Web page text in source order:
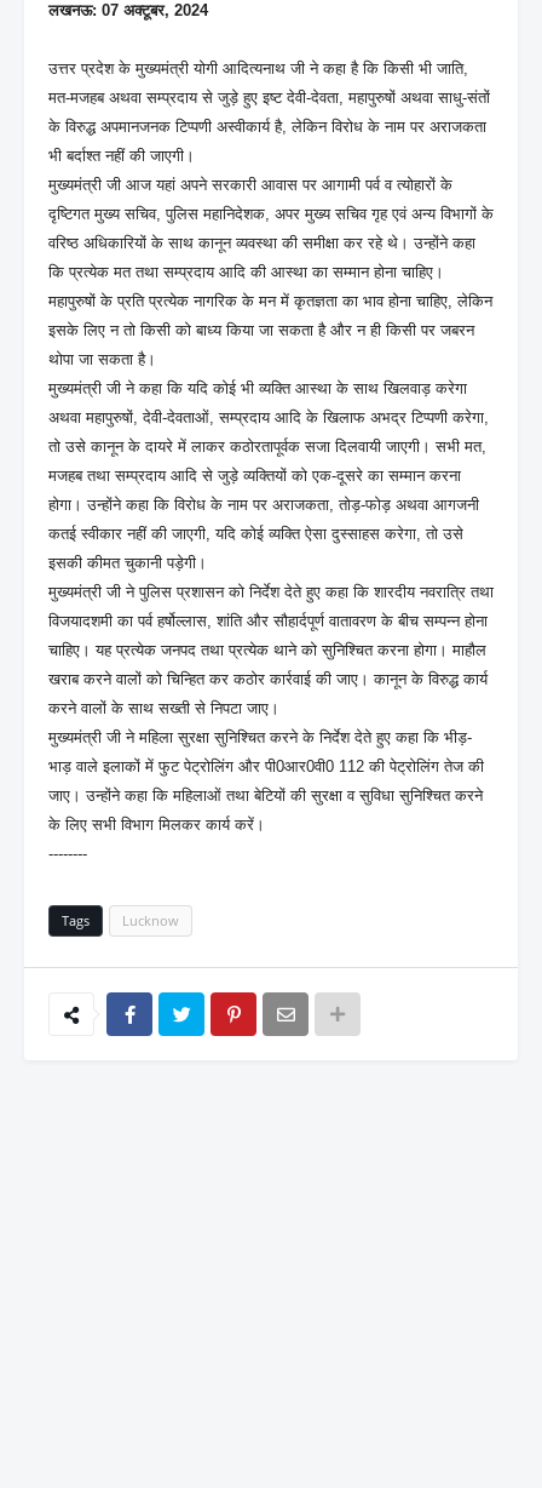
लखनऊ: 07 अक्टूबर, 2024
उत्तर प्रदेश के मुख्यमंत्री योगी आदित्यनाथ जी ने कहा है कि किसी भी जाति,
मत-मजहब अथवा सम्प्रदाय से जुड़े हुए इष्ट देवी-देवता, महापुरुषों अथवा साधु-संतों
के विरुद्ध अपमानजनक टिप्पणी अस्वीकार्य है, लेकिन विरोध के नाम पर अराजकता
भी बर्दाश्त नहीं की जाएगी।
मुख्यमंत्री जी आज यहां अपने सरकारी आवास पर आगामी पर्व व त्योहारों के
दृष्टिगत मुख्य सचिव, पुलिस महानिदेशक, अपर मुख्य सचिव गृह एवं अन्य विभागों के
वरिष्ठ अधिकारियों के साथ कानून व्यवस्था की समीक्षा कर रहे थे। उन्होंने कहा
कि प्रत्येक मत तथा सम्प्रदाय आदि की आस्था का सम्मान होना चाहिए।
महापुरुषों के प्रति प्रत्येक नागरिक के मन में कृतज्ञता का भाव होना चाहिए, लेकिन
इसके लिए न तो किसी को बाध्य किया जा सकता है और न ही किसी पर जबरन
थोपा जा सकता है।
मुख्यमंत्री जी ने कहा कि यदि कोई भी व्यक्ति आस्था के साथ खिलवाड़ करेगा
अथवा महापुरुषों, देवी-देवताओं, सम्प्रदाय आदि के खिलाफ अभद्र टिप्पणी करेगा,
तो उसे कानून के दायरे में लाकर कठोरतापूर्वक सजा दिलवायी जाएगी। सभी मत,
मजहब तथा सम्प्रदाय आदि से जुड़े व्यक्तियों को एक-दूसरे का सम्मान करना
होगा। उन्होंने कहा कि विरोध के नाम पर अराजकता, तोड़-फोड़ अथवा आगजनी
कतई स्वीकार नहीं की जाएगी, यदि कोई व्यक्ति ऐसा दुस्साहस करेगा, तो उसे
इसकी कीमत चुकानी पड़ेगी।
मुख्यमंत्री जी ने पुलिस प्रशासन को निर्देश देते हुए कहा कि शारदीय नवरात्रि तथा
विजयादशमी का पर्व हर्षोल्लास, शांति और सौहार्दपूर्ण वातावरण के बीच सम्पन्न होना
चाहिए। यह प्रत्येक जनपद तथा प्रत्येक थाने को सुनिश्चित करना होगा। माहौल
खराब करने वालों को चिन्हित कर कठोर कार्रवाई की जाए। कानून के विरुद्ध कार्य
करने वालों के साथ सख्ती से निपटा जाए।
मुख्यमंत्री जी ने महिला सुरक्षा सुनिश्चित करने के निर्देश देते हुए कहा कि भीड़-
भाड़ वाले इलाकों में फुट पेट्रोलिंग और पी0आर0वी0 112 की पेट्रोलिंग तेज की
जाए। उन्होंने कहा कि महिलाओं तथा बेटियों की सुरक्षा व सुविधा सुनिश्चित करने
के लिए सभी विभाग मिलकर कार्य करें।
--------
Tags Lucknow